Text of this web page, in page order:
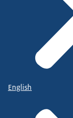
English